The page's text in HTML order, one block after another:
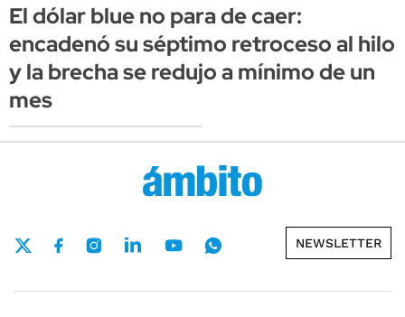
El dólar blue no para de caer:
encadenó su séptimo retroceso al hilo
y la brecha se redujo a mínimo de un
mes
NEWSLETTER